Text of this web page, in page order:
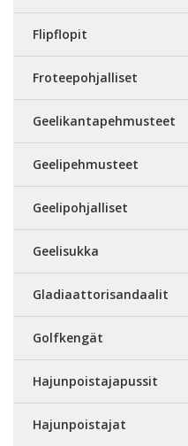
Flipflopit
Froteepohjalliset
Geelikantapehmusteet
Geelipehmusteet
Geelipohjalliset
Geelisukka
Gladiaattorisandaalit
Golfkengät
Hajunpoistajapussit
Hajunpoistajat